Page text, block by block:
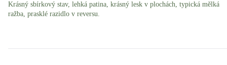
Krásný sbírkový stav, lehká patina, krásný lesk v plochách, typická mělká
ražba, prasklé razidlo v reversu.